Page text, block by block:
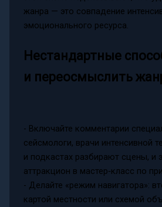
жанра — это совпадение
эмоционального ресурса.
Нестандартные
и переосмыслить
- Включайте комментарии
сейсмологи, врачи интенсивной
и подкастах разбирают сцены, и
аттракцион в мастер‑класс по
- Делайте «режим навигатора»:
картой местности или схемой